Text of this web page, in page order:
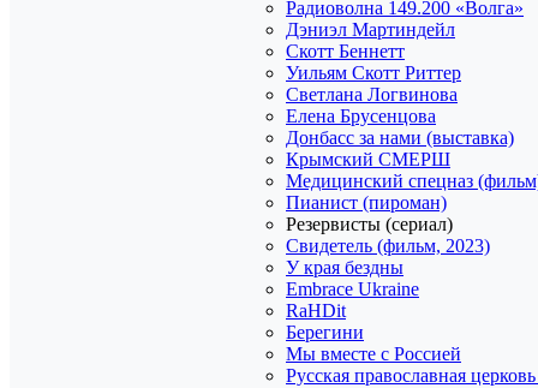
Радиоволна 149.200 «Волга»
Дэниэл Мартиндейл
Скотт Беннетт
Уильям Скотт Риттер
Светлана Логвинова
Елена Брусенцова
Донбасс за нами (выставка)
Крымский СМЕРШ
Медицинский спецназ
Пианист (пироман)
Резервисты (сериал)
Свидетель (фильм, 2023)
У края бездны
Embrace Ukraine
RaHDit
Берегини
Мы вместе с Россией
Русская православная